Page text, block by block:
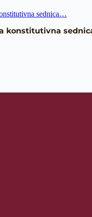
konstitutivna